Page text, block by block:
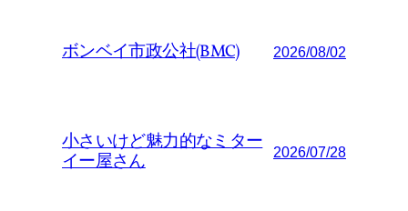
ボンベイ市政公社(BMC) 2026/08/02
小さいけど魅力的なミター
イー屋さん
2026/07/28